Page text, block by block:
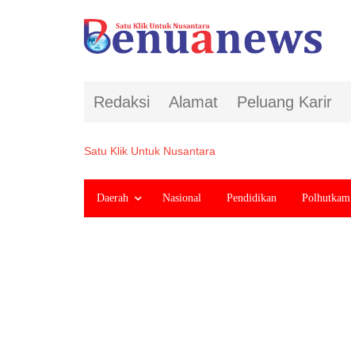
Redaksi Alamat Peluang Karir
Satu Klik Untuk Nusantara
Daerah Nasional Pendidikan Polhutkam